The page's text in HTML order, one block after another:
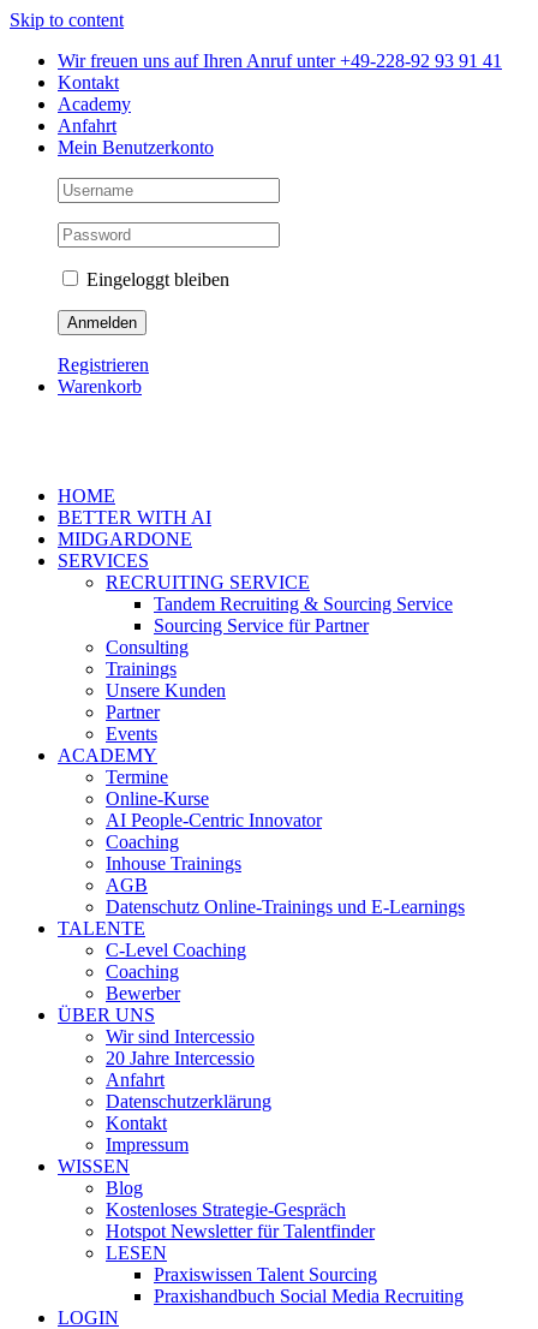
Skip to content
Wir freuen uns auf Ihren Anruf unter +49-228-92 93 91 41
Kontakt
Academy
Anfahrt
Mein Benutzerkonto
Eingeloggt bleiben
Registrieren
Warenkorb
HOME
BETTER WITH AI
MIDGARDONE
SERVICES
RECRUITING SERVICE
Tandem Recruiting & Sourcing Service
Sourcing Service für Partner
Consulting
Trainings
Unsere Kunden
Partner
Events
ACADEMY
Termine
Online-Kurse
AI People-Centric Innovator
Coaching
Inhouse Trainings
AGB
Datenschutz Online-Trainings und E-Learnings
TALENTE
C-Level Coaching
Coaching
Bewerber
ÜBER UNS
Wir sind Intercessio
20 Jahre Intercessio
Anfahrt
Datenschutzerklärung
Kontakt
Impressum
WISSEN
Blog
Kostenloses Strategie-Gespräch
Hotspot Newsletter für Talentfinder
LESEN
Praxiswissen Talent Sourcing
Praxishandbuch Social Media Recruiting
LOGIN